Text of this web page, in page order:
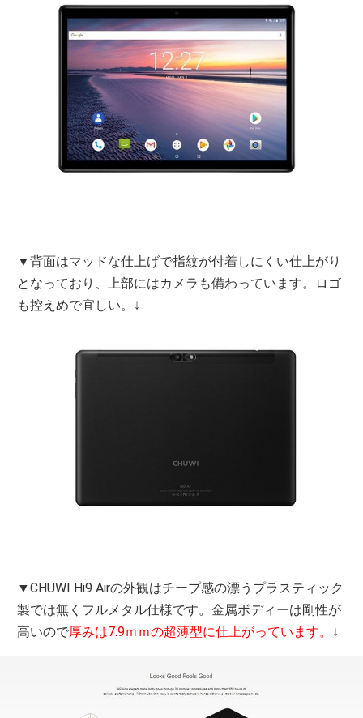
▼背面はマッドな仕上げで指紋が付着しにくい仕上がり
となっており、上部にはカメラも備わっています。ロゴ
も控えめで宜しい。↓
▼CHUWI Hi9 Airの外観はチープ感の漂うプラスティック
製では無くフルメタル仕様です。金属ボディーは剛性が
高いので厚みは7.9ｍｍの超薄型に仕上がっています。 ↓